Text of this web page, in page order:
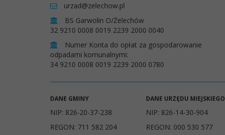
urzad@zelechow.pl
BS Garwolin O/Żelechów
32 9210 0008 0019 2239 2000 0040
Numer Konta do opłat za gospodarowanie
odpadami komunalnymi:
34 9210 0008 0019 2239 2000 0780
DANE GMINY
NIP: 826-20-37-238
REGON: 711 582 204
DANE URZĘDU MIEJSKIEGO
NIP: 826-14-30-904
REGON: 000 530 577